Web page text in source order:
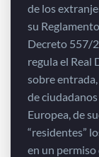
de los
su
Decreto 557/
regula el Real
sobre
de
Europea, de
“residentes”
en un permiso